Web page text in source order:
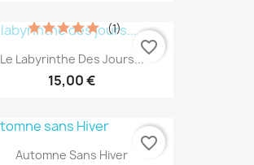
Le Labyrinthe Des Jours...
15,00 €
(1)
favorite_border
Automne Sans Hiver
favorite_border